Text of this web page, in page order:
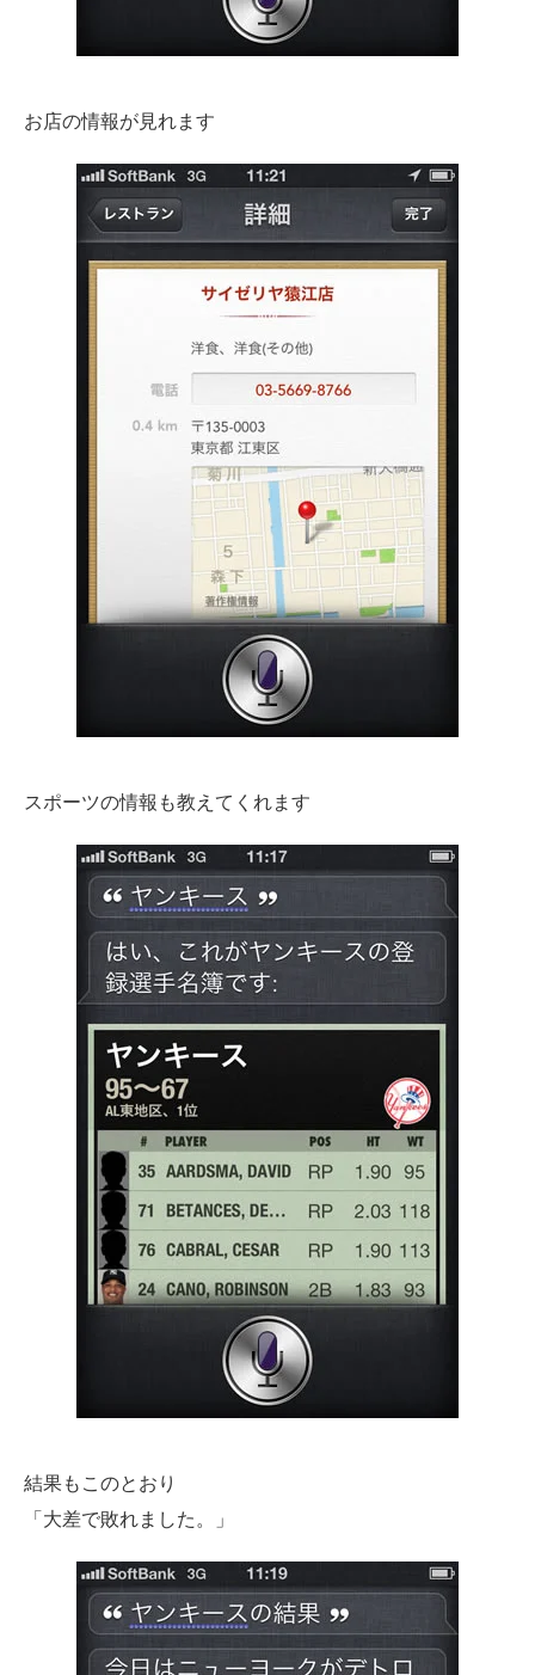
お店の情報が見れます
スポーツの情報も教えてくれます
結果もこのとおり
「大差で敗れました。」